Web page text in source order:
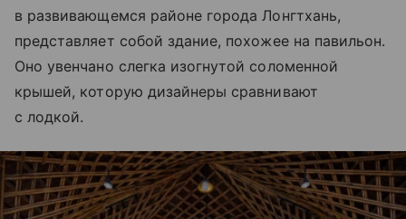
в развивающемся районе города Лонгтхань,
представляет собой здание, похожее на павильон.
Оно увенчано слегка изогнутой соломенной
крышей, которую дизайнеры сравнивают
с лодкой.